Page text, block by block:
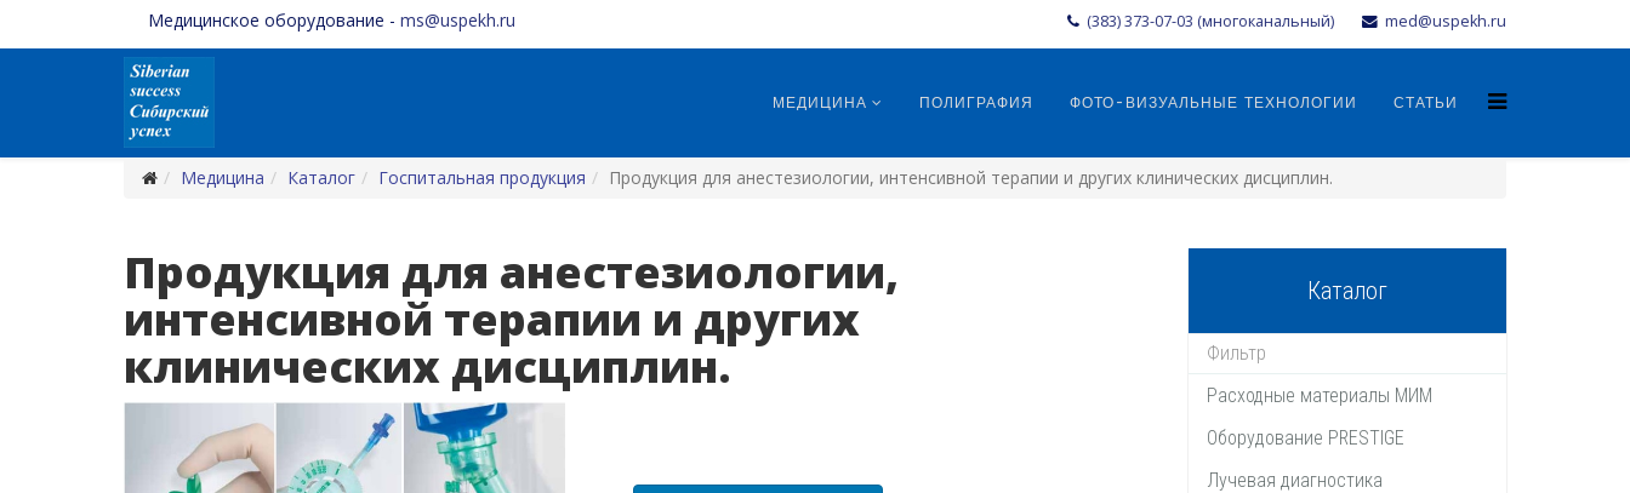
(383) 373-07-03 (многоканальный) med@uspekh.ru
Медицинское оборудование - ms@uspekh.ru
МЕДИЦИНА ПОЛИГРАФИЯ ФОТО-ВИЗУАЛЬНЫЕ ТЕХНОЛОГИИ СТАТЬИ
Медицина Каталог Госпитальная продукция Продукция для анестезиологии, интенсивной терапии и других клинических дисциплин.
Продукция для анестезиологии,
интенсивной терапии и других
клинических дисциплин.
Каталог
Расходные материалы МИМ
Оборудование PRESTIGE
Лучевая диагностика